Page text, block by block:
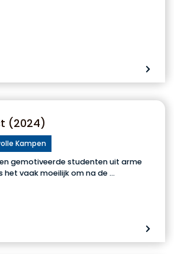
(2024)
Kampen
gemotiveerde studenten uit arme
het vaak moeilijk om na de …